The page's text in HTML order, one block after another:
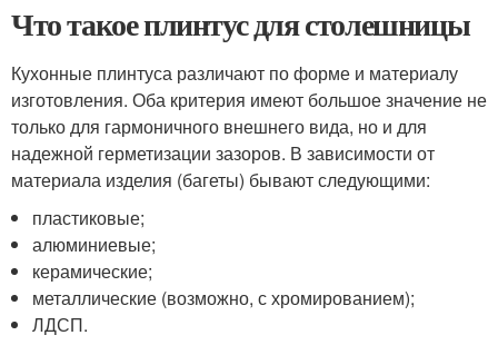
Что такое плинтус для столешницы
Кухонные плинтуса различают по форме и материалу
изготовления. Оба критерия имеют большое значение не
только для гармоничного внешнего вида, но и для
надежной герметизации зазоров. В зависимости от
материала изделия (багеты) бывают следующими:
пластиковые;
алюминиевые;
керамические;
металлические (возможно, с хромированием);
ЛДСП.